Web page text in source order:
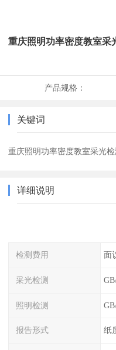
重庆照明功率密度教室采
产品规格：
关键词
重庆照明功率密度教室采光检
详细说明
检测费用 面
采光检测
照明检测
报告形式 纸